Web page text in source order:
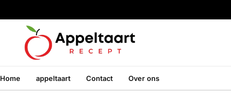
Home appeltaart Contact Over ons